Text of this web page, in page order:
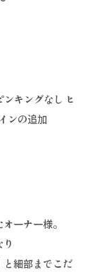
キングなし ヒ
ンの追加
ーナー様。
細部までこだ